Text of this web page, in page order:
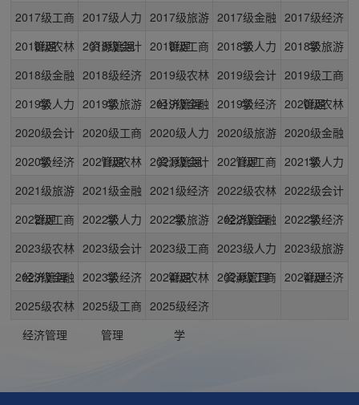
管理
学
学
经济管理
学
2017级工商
管理
2017级人力
资源管理
2017级旅游
管理
2017级金融
学
2017级经济
学
2018级农林
经济管理
2018级会计
学
2018级工商
管理
2018级人力
资源管理
2018级旅游
管理
2018级金融
学
2018级经济
学
2019级农林
经济管理
2019级会计
学
2019级工商
管理
2019级人力
资源管理
2019级旅游
管理
2019级金融
学
2019级经济
学
2020级农林
经济管理
2020级会计
学
2020级工商
管理
2020级人力
资源管理
2020级旅游
管理
2020级金融
学
2020级经济
学
2021级农林
经济管理
2021级会计
学
2021级工商
管理
2021级人力
资源管理
2021级旅游
管理
2021级金融
学
2021级经济
学
2022级农林
经济管理
2022级会计
学
2022级工商
管理
2022级人力
资源管理
2022级旅游
管理
2022级金融
学
2022级经济
学
2023级农林
经济管理
2023级会计
学
2023级工商
管理
2023级人力
资源管理
2023级旅游
管理
2023级金融
学
2023级经济
学
2024级农林
经济管理
2024级工商 2024级经济
2025级农林
经济管理
2025级工商
管理
2025级经济
学